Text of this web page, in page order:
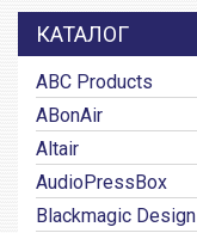
КАТАЛОГ
ABC Products
ABonAir
Altair
AudioPressBox
Blackmagic Design